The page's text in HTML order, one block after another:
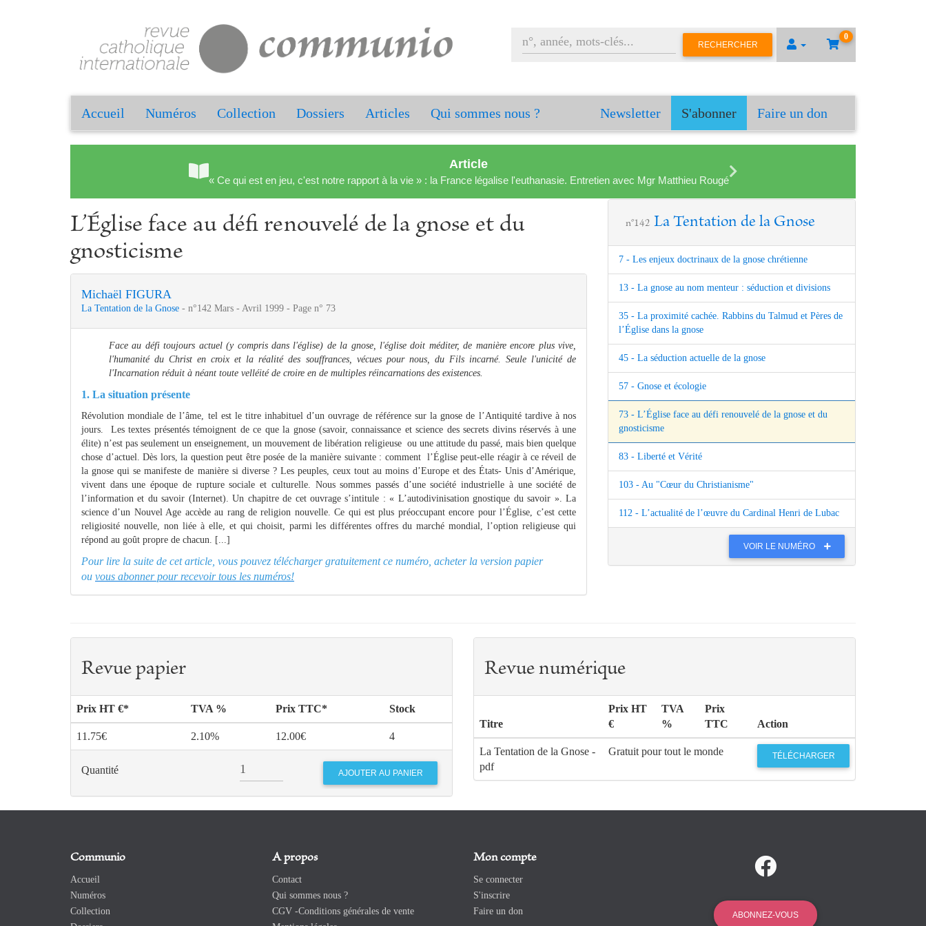
0
RECHERCHER
Accueil Numéros Collection Dossiers Articles Qui sommes nous ? Newsletter S'abonner Faire un don
Article
« Ce qui est en jeu, c'est notre rapport à la vie » : la France légalise l'euthanasie. Entretien avec Mgr Matthieu Rougé
L’Église face au défi renouvelé de la gnose et du
gnosticisme
Michaël FIGURA
La Tentation de la Gnose - n°142 Mars - Avril 1999 - Page n° 73
Face au défi toujours actuel (y compris dans l'église) de la gnose, l'église doit méditer, de manière encore plus vive,
l'humanité du Christ en croix et la réalité des souffrances, vécues pour nous, du Fils incarné. Seule l'unicité de
l'Incarnation réduit à néant toute velléité de croire en de multiples réincarnations des existences.
1. La situation présente
Révolution mondiale de l’âme, tel est le titre inhabituel d’un ouvrage de référence sur la gnose de l’Antiquité tardive à nos
jours. Les textes présentés témoignent de ce que la gnose (savoir, connaissance et science des secrets divins réservés à une
élite) n’est pas seulement un enseignement, un mouvement de libération religieuse ou une attitude du passé, mais bien quelque
chose d’actuel. Dès lors, la question peut être posée de la manière suivante : comment l’Église peut-elle réagir à ce réveil de
la gnose qui se manifeste de manière si diverse ? Les peuples, ceux tout au moins d’Europe et des États- Unis d’Amérique,
vivent dans une époque de rupture sociale et culturelle. Nous sommes passés d’une société industrielle à une société de
l’information et du savoir (Internet). Un chapitre de cet ouvrage s’intitule : « L’autodivinisation gnostique du savoir ». La
science d’un Nouvel Age accède au rang de religion nouvelle. Ce qui est plus préoccupant encore pour l’Église, c’est cette
religiosité nouvelle, non liée à elle, et qui choisit, parmi les différentes offres du marché mondial, l’option religieuse qui
répond au goût propre de chacun. [...]
Pour lire la suite de cet article, vous pouvez télécharger gratuitement ce numéro, acheter la version papier
ou vous abonner pour recevoir tous les numéros!
n°142 La Tentation de la Gnose
7 - Les enjeux doctrinaux de la gnose chrétienne
13 - La gnose au nom menteur : séduction et divisions
35 - La proximité cachée. Rabbins du Talmud et Pères de
l’Église dans la gnose
45 - La séduction actuelle de la gnose
57 - Gnose et écologie
73 - L’Église face au défi renouvelé de la gnose et du
gnosticisme
83 - Liberté et Vérité
103 - Au "Cœur du Christianisme"
112 - L’actualité de l’œuvre du Cardinal Henri de Lubac
VOIR LE NUMÉRO
Revue papier
Prix HT €* TVA % Prix TTC* Stock
11.75€ 2.10% 12.00€ 4
Quantité
Revue numérique
Titre
Prix HT
€
TVA
%
Prix
TTC
Action
La Tentation de la Gnose -
pdf
Gratuit pour tout le monde TÉLÉCHARGER
Communio
Accueil
Numéros
Collection
A propos
Contact
Qui sommes nous ?
CGV -Conditions générales de vente
Mon compte
Se connecter
S'inscrire
Faire un don
ABONNEZ-VOUS